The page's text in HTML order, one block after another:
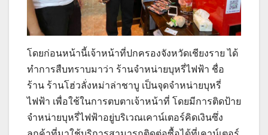
โดยก่อนหน้านี้เจ้าหน้าที่ปกครองจังหวัดเชียงราย ได้
ทำการสืบทราบมาว่า ร้านจำหน่ายบุหรี่ไฟฟ้า ชื่อ
ร้าน ร้านโฮ่วลั่งหม่าล่าชาบู เป็นจุดจำหน่ายบุหรี่
ไฟฟ้า เพื่อใช้ในการตบตาเจ้าหน้าที่ โดยมีการติดป้าย
จำหน่ายบุหรี่ไฟฟ้าอยู่บริเวณเคาน์เตอร์คิดเงินซึ่ง